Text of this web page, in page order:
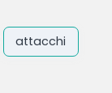
attacchi